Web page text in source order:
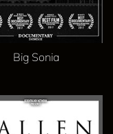
Big Sonia